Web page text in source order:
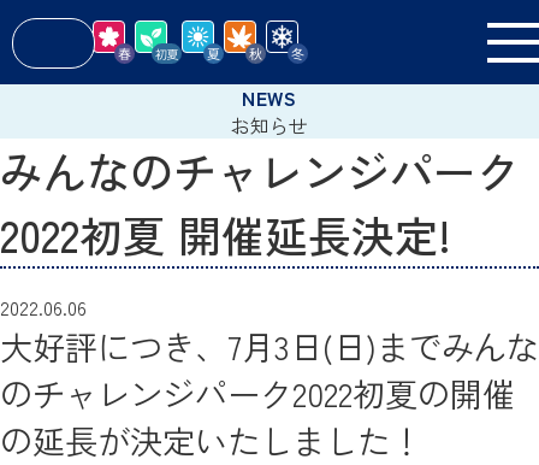
お知らせ
みんなのチャレンジパーク
2022初夏 開催延長決定!
2022.06.06
大好評につき、7月3日(日)までみんな
のチャレンジパーク2022初夏の開催
の延長が決定いたしました！